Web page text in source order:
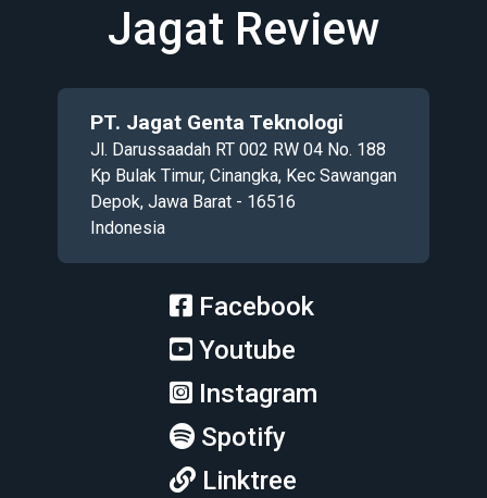
Jagat Review
PT. Jagat Genta Teknologi
Jl. Darussaadah RT 002 RW 04 No. 188
Kp Bulak Timur, Cinangka, Kec Sawangan
Depok, Jawa Barat - 16516
Indonesia
Facebook
Youtube
Instagram
Spotify
Linktree